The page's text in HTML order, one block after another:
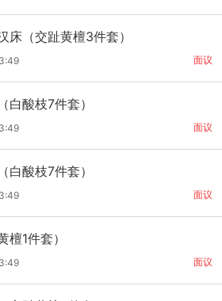
床（交趾黄檀3件套）
面议
白酸枝7件套）
面议
白酸枝7件套）
面议
檀1件套）
面议